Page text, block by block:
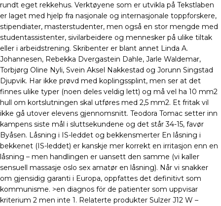
rundt eget rekkehus. Verktøyene som er utvikla på Tekstlaben
er laget med hjelp fra nasjonale og internasjonale toppforskere,
stipendiater, masterstudenter, men også en stor mengde med
studentassistenter, sivilarbeidere og mennesker på ulike tiltak
eller i arbeidstrening. Skribenter er blant annet Linda A.
Johannesen, Rebekka Dvergastein Dahle, Jarle Waldemar,
Torbjørg Oline Nyli, Svein Aksel Nakkestad og Jorunn Singstad
Djupvik. Har ikke prøvd med koplingssplint, men ser at det
finnes ulike typer (noen deles veldig lett) og må vel ha 10 mm2
hull om kortslutningen skal utføres med 2,5 mm2. Et fritak vil
ikke gå utover elevens gjennomsnitt. Teodora Tomac setter inn
kampens siste mål i sluttsekundene og det står 34-15, favør
Byåsen. Låsning i IS-leddet og bekkensmerter En låsning i
bekkenet (IS-leddet) er kanskje mer korrekt en irritasjon enn en
låsning – men handlingen er uansett den samme (vi kaller
sensuell massasje oslo sex amatør en låsning). Når vi snakker
om gjensidig garanti i Europa, oppfattes det definitivt som
kommunisme. >en diagnos för de patienter som uppvisar
kriterium 2 men inte 1. Relaterte produkter Sulzer J12 W –